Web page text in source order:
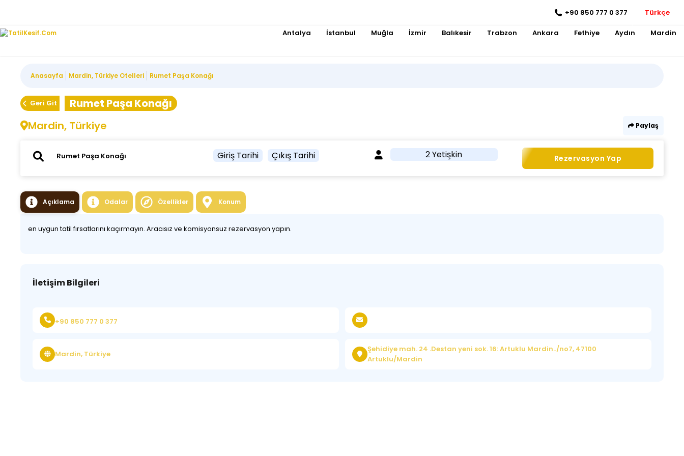
+90 850 777 0 377 Türkçe
Antalya İstanbul Muğla İzmir Balıkesir Trabzon Ankara Fethiye Aydın Mardin
Anasayfa Mardin, Türkiye Otelleri Rumet Paşa Konağı
Geri Git
Rumet Paşa Konağı
Mardin, Türkiye
Paylaş
Giriş Tarihi Çıkış Tarihi 2 Yetişkin Rezervasyon Yap
Açıklama Odalar Özellikler Konum
en uygun tatil fırsatlarını kaçırmayın. Aracısız ve komisyonsuz rezervasyon yapın.
İletişim Bilgileri
+90 850 777 0 377
Mardin, Türkiye
Şehidiye mah. 24 .Destan yeni sok. 16: Artuklu Mardin../no7, 47100
Artuklu/Mardin